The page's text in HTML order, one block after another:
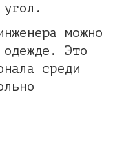
можно
одежде. Это
среди